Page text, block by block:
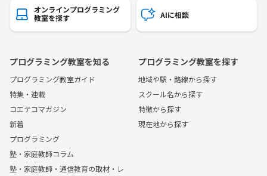
オンラインプログラミング
教室を探す
AIに相談
プログラミング教室を知る
プログラミング教室ガイド
特集・連載
コエテコマガジン
新着
プログラミング
塾・家庭教師コラム
塾・家庭教師・通信教育の取材・レ
プログラミング教室を探す
地域や駅・路線から探す
スクール名から探す
特徴から探す
現在地から探す